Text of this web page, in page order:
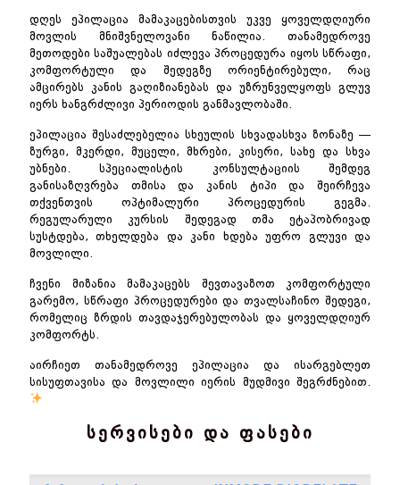
დღეს ეპილაცია მამაკაცებისთვის უკვე ყოველდღიური
მოვლის მნიშვნელოვანი ნაწილია. თანამედროვე
მეთოდები საშუალებას იძლევა პროცედურა იყოს სწრაფი,
კომფორტული და შედეგზე ორიენტირებული, რაც
ამცირებს კანის გაღიზიანებას და უზრუნველყოფს გლუვ
იერს ხანგრძლივი პერიოდის განმავლობაში.
ეპილაცია შესაძლებელია სხეულის სხვადასხვა ზონაზე —
ზურგი, მკერდი, მუცელი, მხრები, კისერი, სახე და სხვა
უბნები. სპეციალისტის კონსულტაციის შემდეგ
განისაზღვრება თმისა და კანის ტიპი და შეირჩევა
თქვენთვის ოპტიმალური პროცედურის გეგმა.
რეგულარული კურსის შედეგად თმა ეტაპობრივად
სუსტდება, თხელდება და კანი ხდება უფრო გლუვი და
მოვლილი.
ჩვენი მიზანია მამაკაცებს შევთავაზოთ კომფორტული
გარემო, სწრაფი პროცედურები და თვალსაჩინო შედეგი,
რომელიც ზრდის თავდაჯერებულობას და ყოველდღიურ
კომფორტს.
აირჩიეთ თანამედროვე ეპილაცია და ისარგებლეთ
სისუფთავისა და მოვლილი იერის მუდმივი შეგრძნებით.
სერვისები და ფასები